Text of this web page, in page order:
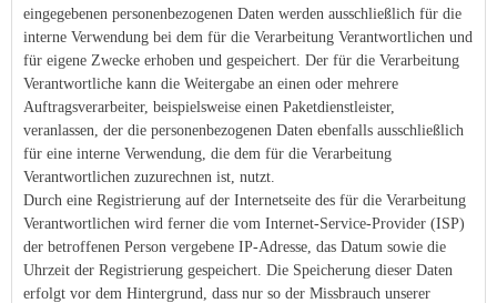
eingegebenen personenbezogenen Daten werden ausschließlich für die
interne Verwendung bei dem für die Verarbeitung Verantwortlichen und
für eigene Zwecke erhoben und gespeichert. Der für die Verarbeitung
Verantwortliche kann die Weitergabe an einen oder mehrere
Auftragsverarbeiter, beispielsweise einen Paketdienstleister,
veranlassen, der die personenbezogenen Daten ebenfalls ausschließlich
für eine interne Verwendung, die dem für die Verarbeitung
Verantwortlichen zuzurechnen ist, nutzt.
Durch eine Registrierung auf der Internetseite des für die Verarbeitung
Verantwortlichen wird ferner die vom Internet-Service-Provider (ISP)
der betroffenen Person vergebene IP-Adresse, das Datum sowie die
Uhrzeit der Registrierung gespeichert. Die Speicherung dieser Daten
erfolgt vor dem Hintergrund, dass nur so der Missbrauch unserer